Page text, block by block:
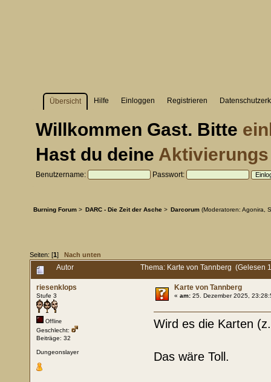
Übersicht Hilfe Einloggen Registrieren
Willkommen Gast. Bitte
Hast du deine Aktivierungs
Benutzername: Passwort:
Burning Forum > DARC - Die Zeit der Asche> Darcorum(Moderatoren: Agonira,
Seiten: [1]
Nach unten
Autor
Thema: Karte von Tannberg (Gelesen
riesenklops
Stufe 3
Offline
Geschlecht:
Beiträge: 32
Dungeonslayer
Karte von Tannberg
«am: 25. Dezember 2025,
Wird es die Karten
Das wäre Toll.